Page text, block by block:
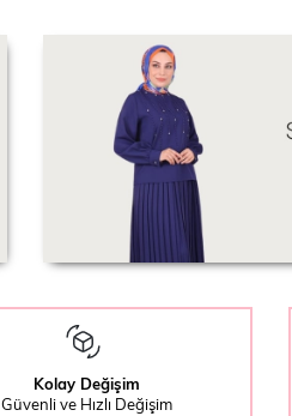
Kolay Değişim
Güvenli ve Hızlı Değişim